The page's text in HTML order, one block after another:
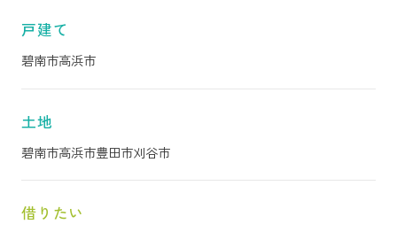
戸建て
碧南市高浜市
土地
碧南市高浜市豊田市刈谷市
借りたい